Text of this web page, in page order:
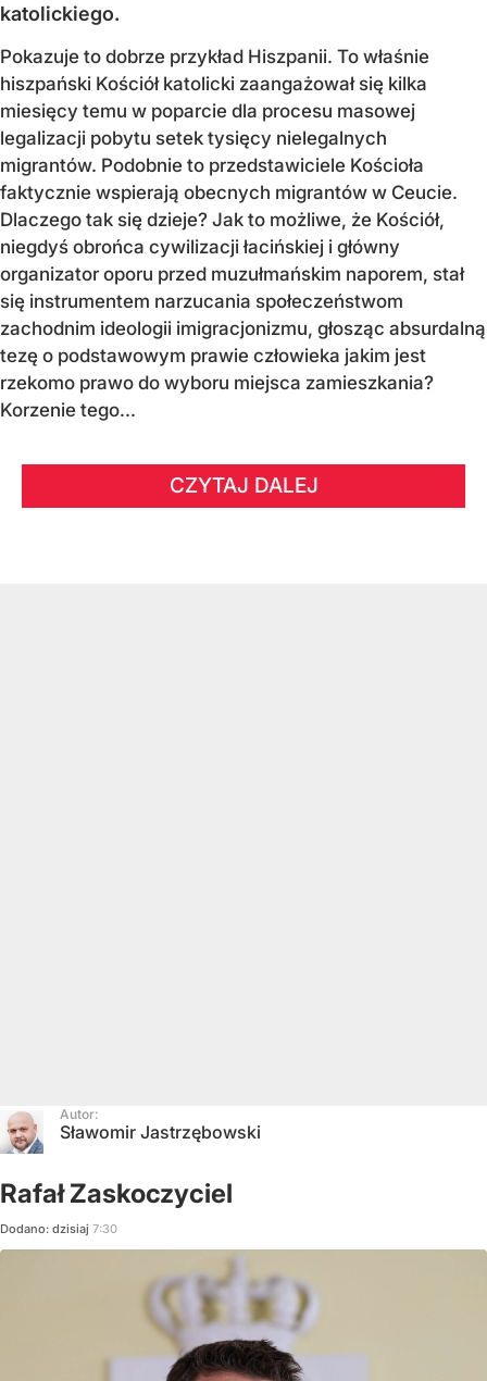
katolickiego.
Pokazuje to dobrze przykład Hiszpanii. To właśnie
hiszpański Kościół katolicki zaangażował się kilka
miesięcy temu w poparcie dla procesu masowej
legalizacji pobytu setek tysięcy nielegalnych
migrantów. Podobnie to przedstawiciele Kościoła
faktycznie wspierają obecnych migrantów w Ceucie.
Dlaczego tak się dzieje? Jak to możliwe, że Kościół,
niegdyś obrońca cywilizacji łacińskiej i główny
organizator oporu przed muzułmańskim naporem, stał
się instrumentem narzucania społeczeństwom
zachodnim ideologii imigracjonizmu, głosząc absurdalną
tezę o podstawowym prawie człowieka jakim jest
rzekomo prawo do wyboru miejsca zamieszkania?
Korzenie tego...
CZYTAJ DALEJ
Autor:
Sławomir Jastrzębowski
Rafał Zaskoczyciel
Dodano: dzisiaj 7:30